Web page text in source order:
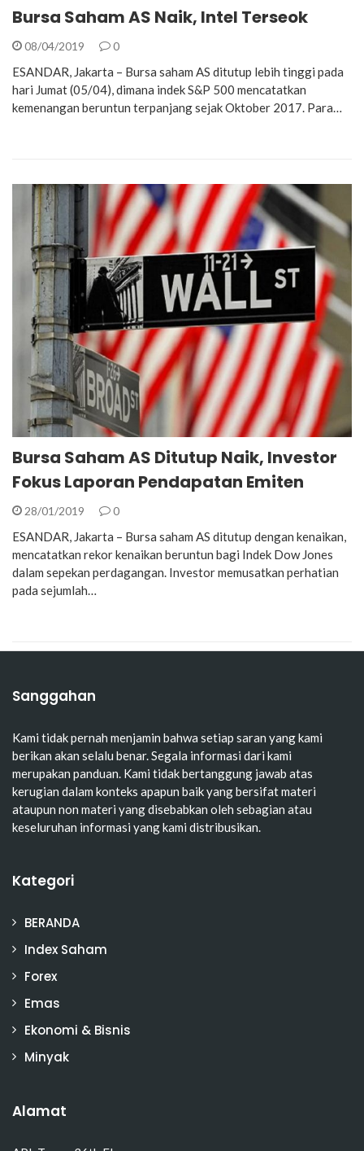
Bursa Saham AS Naik, Intel Terseok
08/04/2019 0
ESANDAR, Jakarta – Bursa saham AS ditutup lebih tinggi pada
hari Jumat (05/04), dimana indek S&P 500 mencatatkan
kemenangan beruntun terpanjang sejak Oktober 2017. Para…
Bursa Saham AS Ditutup Naik, Investor
Fokus Laporan Pendapatan Emiten
28/01/2019 0
ESANDAR, Jakarta – Bursa saham AS ditutup dengan kenaikan,
mencatatkan rekor kenaikan beruntun bagi Indek Dow Jones
dalam sepekan perdagangan. Investor memusatkan perhatian
pada sejumlah…
Sanggahan
Kami tidak pernah menjamin bahwa setiap saran yang kami
berikan akan selalu benar. Segala informasi dari kami
merupakan panduan. Kami tidak bertanggung jawab atas
kerugian dalam konteks apapun baik yang bersifat materi
ataupun non materi yang disebabkan oleh sebagian atau
keseluruhan informasi yang kami distribusikan.
Kategori
BERANDA
Index Saham
Forex
Emas
Ekonomi & Bisnis
Minyak
Alamat